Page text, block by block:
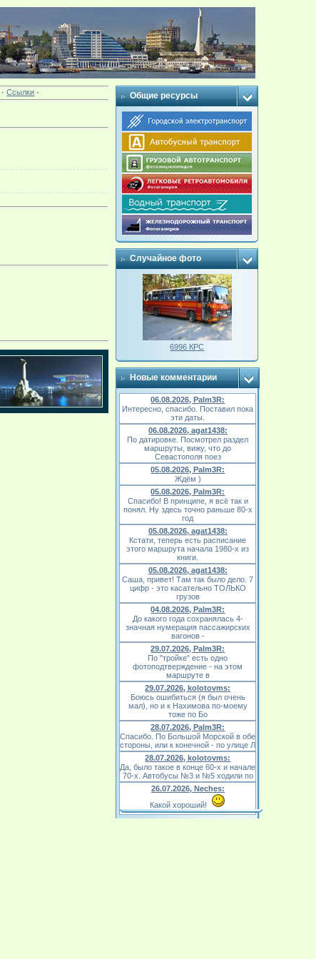
·Ссылки · Общие ресурсы
Случайное фото
6996 КРС
Новые комментарии
06.08.2026, Palm3R:
Интересно, спасибо. Поставил пока
эти даты.
06.08.2026, agat1438:
По датировке. Посмотрел раздел
маршруты, вижу, что до
Севастополя поез
05.08.2026, Palm3R:
Ждём )
05.08.2026, Palm3R:
Спасибо! В принципе, я всё так и
понял. Ну здесь точно раньше 80-х
год
05.08.2026, agat1438:
Кстати, теперь есть расписание
этого маршрута начала 1980-х из
книги.
05.08.2026, agat1438:
Саша, привет! Там так было дело. 7
цифр - это касательно ТОЛЬКО
грузов
04.08.2026, Palm3R:
До какого года сохранялась 4-
значная нумерация пассажирских
вагонов -
29.07.2026, Palm3R:
По "тройке" есть одно
фотоподтверждение - на этом
маршруте в
29.07.2026, kolotovms:
Боюсь ошибиться (я был очень
мал), но и к Нахимова по-моему
тоже по Бо
28.07.2026, Palm3R:
Спасибо. По Большой Морской в обе
стороны, или к конечной - по улице Л
28.07.2026, kolotovms:
Да, было такое в конце 60-х и начале
70-х. Автобусы №3 и №5 ходили по
26.07.2026, Neches:
Какой хороший!